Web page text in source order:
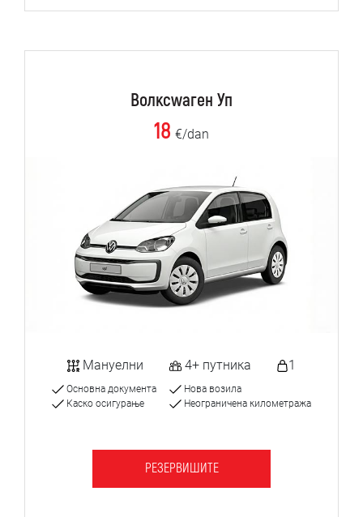
Волксwаген Уп
18 €/dan
Мануелни 4+ путника 1
Основна документа
Каско осигурање
Нова возила
Неограничена километража
РЕЗЕРВИШИТЕ